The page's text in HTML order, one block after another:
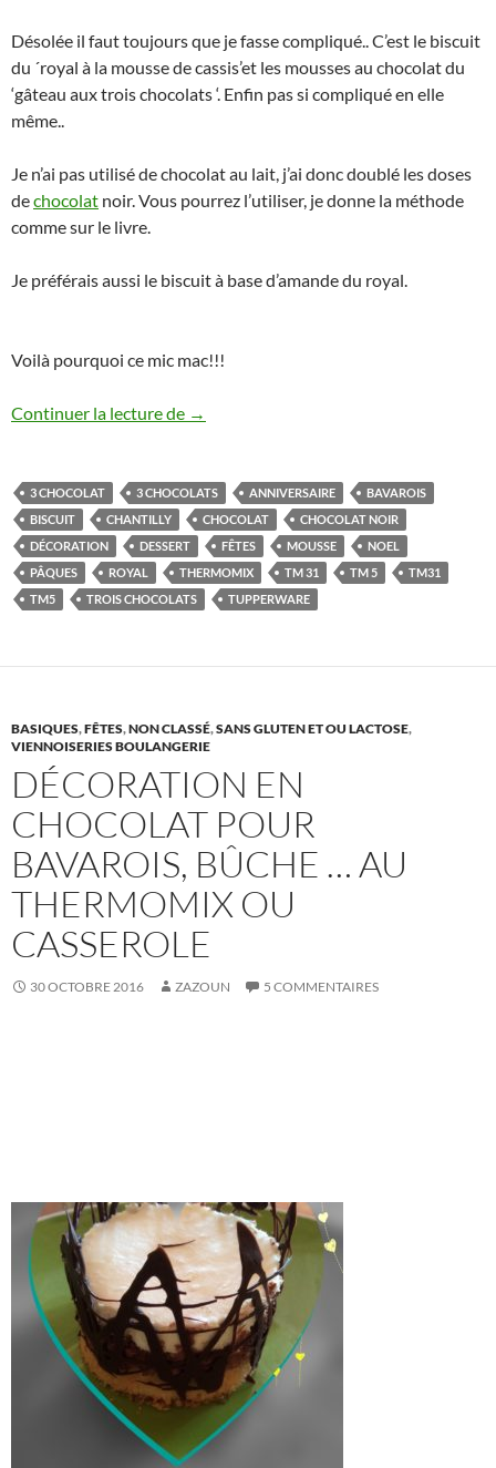
Désolée il faut toujours que je fasse compliqué.. C’est le biscuit
du ´royal à la mousse de cassis’et les mousses au chocolat du
‘gâteau aux trois chocolats ‘. Enfin pas si compliqué en elle
même..
Je n’ai pas utilisé de chocolat au lait, j’ai donc doublé les doses
dechocolat noir. Vous pourrez l’utiliser, je donne la méthode
comme sur le livre.
Je préférais aussi le biscuit à base d’amande du royal.
Voilà pourquoi ce mic mac!!!
Continuer la lecture de Gâteau royal aux deux chocolats
→
3 CHOCOLAT 3 CHOCOLATS ANNIVERSAIRE
BAVAROIS
BISCUIT
CHANTILLY CHOCOLAT
CHOCOLAT NOIR
DÉCORATION
DESSERT FÊTES MOUSSE
NOEL
PÂQUES
ROYAL THERMOMIX TM 31 TM 5
TM31
TM5
TROIS CHOCOLATS TUPPERWARE
BASIQUES,FÊTES,NON CLASSÉ,SANS GLUTEN ET OU LACTOSE,
VIENNOISERIES BOULANGERIE
DÉCORATION EN
CHOCOLAT POUR
BAVAROIS, BÛCHE … AU
THERMOMIX OU
CASSEROLE
30 OCTOBRE 2016 ZAZOUN 5 COMMENTAIRES